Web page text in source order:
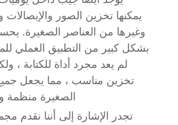
يمكنها تخزين الصور
وغيرها من العناصر الصغيرة.
بشكل كبير من التطبيق العملي
لم يعد مجرد أداة للكتابة ،
تخزين مناسب ، مما يجعل جميع
الصغيرة منظمة
تجدر الإشارة إلى أننا نقدم